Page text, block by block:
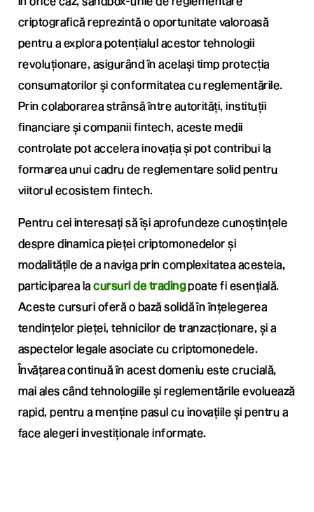
criptografică reprezintă o oportunitate valoroasă
pentru a explora potențialul acestor tehnologii
revoluționare, asigurând în același timp protecția
consumatorilor și conformitatea cu reglementările.
Prin colaborarea strânsă între autorități, instituții
financiare și companii fintech, aceste medii
controlate pot accelera inovația și pot contribui la
formarea unui cadru de reglementare solid pentru
viitorul ecosistem fintech.
Pentru cei interesați să își aprofundeze cunoștințele
despre dinamica pieței criptomonedelor și
modalitățile de a naviga prin complexitatea acesteia,
participarea lacursuri de tradingpoate fi esențială.
Aceste cursuri oferă o bază solidă în înțelegerea
tendințelor pieței, tehnicilor de tranzacționare, și a
aspectelor legale asociate cu criptomonedele.
Învățarea continuă în acest domeniu este crucială,
mai ales când tehnologiile și reglementările evoluează
rapid, pentru a menține pasul cu inovațiile și pentru a
face alegeri investiționale informate.